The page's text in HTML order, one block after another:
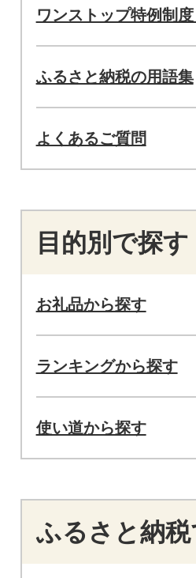
ワンストップ特例制
ふるさと納税の用語集
よくあるご質問
目的別で探す
お礼品から探す
ランキングから探す
使い道から探す
ふるさと納